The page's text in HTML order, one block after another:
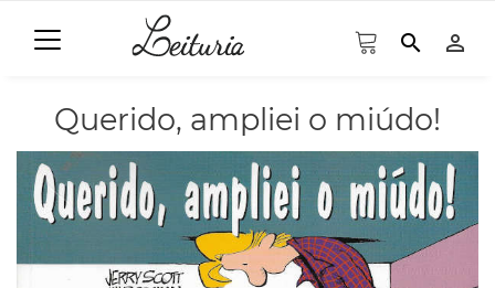
search person_outline
Querido, ampliei o miúdo!